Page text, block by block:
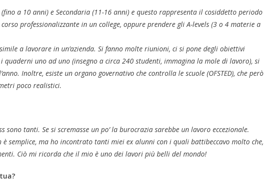
a 10 anni) e Secondaria (11-16 anni) e questo rappresenta il cosiddetto periodo
professionalizzante in un college, oppure prendere gli A-levels (3 o 4 materie a
a lavorare in un’azienda. Si fanno molte riunioni, ci si pone degli obiettivi
quaderni uno ad uno (insegno a circa 240 studenti, immagina la mole di lavoro), si
Inoltre, esiste un organo governativo che controlla le scuole (OFSTED), che però
poco realistici.
sono tanti. Se si scremasse un po’ la burocrazia sarebbe un lavoro eccezionale.
è semplice, ma ho incontrato tanti miei ex alunni con i quali battibeccavo molto che,
Ciò mi ricorda che il mio è uno dei lavori più belli del mondo!